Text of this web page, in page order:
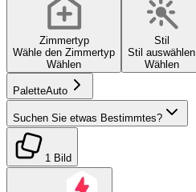
Zimmertyp
Wähle den Zimmertyp
Wählen
Stil
Stil auswählen
Wählen
PaletteAuto
Suchen Sie etwas Bestimmtes?
1 Bild